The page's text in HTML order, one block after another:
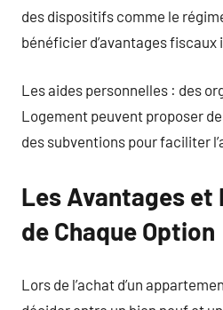
des dispositifs comme le
bénéficier d’avantages
Les aides personnelles : des
Logement peuvent proposer
des subventions pour faciliter
Les Avantages et
de Chaque Option
Lors de l’achat d’un